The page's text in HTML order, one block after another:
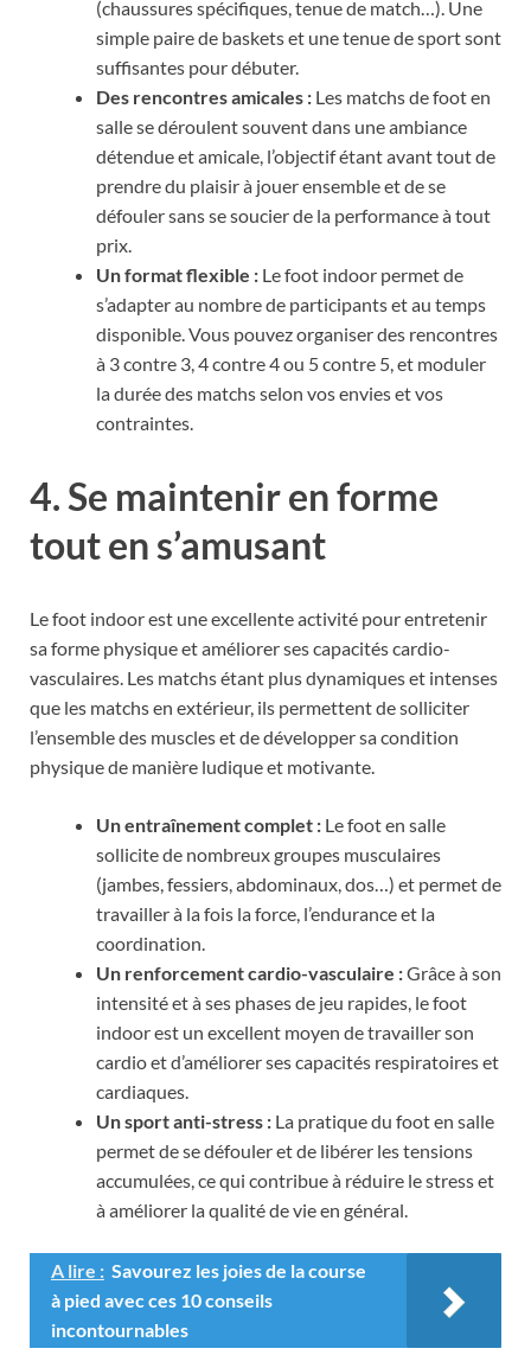
(chaussures spécifiques, tenue de match…). Une
simple paire de baskets et une tenue de sport sont
suffisantes pour débuter.
Des rencontres amicales : Les matchs de foot en
salle se déroulent souvent dans une ambiance
détendue et amicale, l’objectif étant avant tout de
prendre du plaisir à jouer ensemble et de se
défouler sans se soucier de la performance à tout
prix.
Un format flexible : Le foot indoor permet de
s’adapter au nombre de participants et au temps
disponible. Vous pouvez organiser des rencontres
à 3 contre 3, 4 contre 4 ou 5 contre 5, et moduler
la durée des matchs selon vos envies et vos
contraintes.
4. Se maintenir en forme
tout en s’amusant
Le foot indoor est une excellente activité pour entretenir
sa forme physique et améliorer ses capacités cardio-
vasculaires. Les matchs étant plus dynamiques et intenses
que les matchs en extérieur, ils permettent de solliciter
l’ensemble des muscles et de développer sa condition
physique de manière ludique et motivante.
Un entraînement complet : Le foot en salle
sollicite de nombreux groupes musculaires
(jambes, fessiers, abdominaux, dos…) et permet de
travailler à la fois la force, l’endurance et la
coordination.
Un renforcement cardio-vasculaire :Grâce à son
intensité et à ses phases de jeu rapides, le foot
indoor est un excellent moyen de travailler son
cardio et d’améliorer ses capacités respiratoires et
cardiaques.
Un sport anti-stress : La pratique du foot en salle
permet de se défouler et de libérer les tensions
accumulées, ce qui contribue à réduire le stress et
à améliorer la qualité de vie en général.
A lire : Savourez les joies de la course
à pied avec ces 10 conseils
incontournables